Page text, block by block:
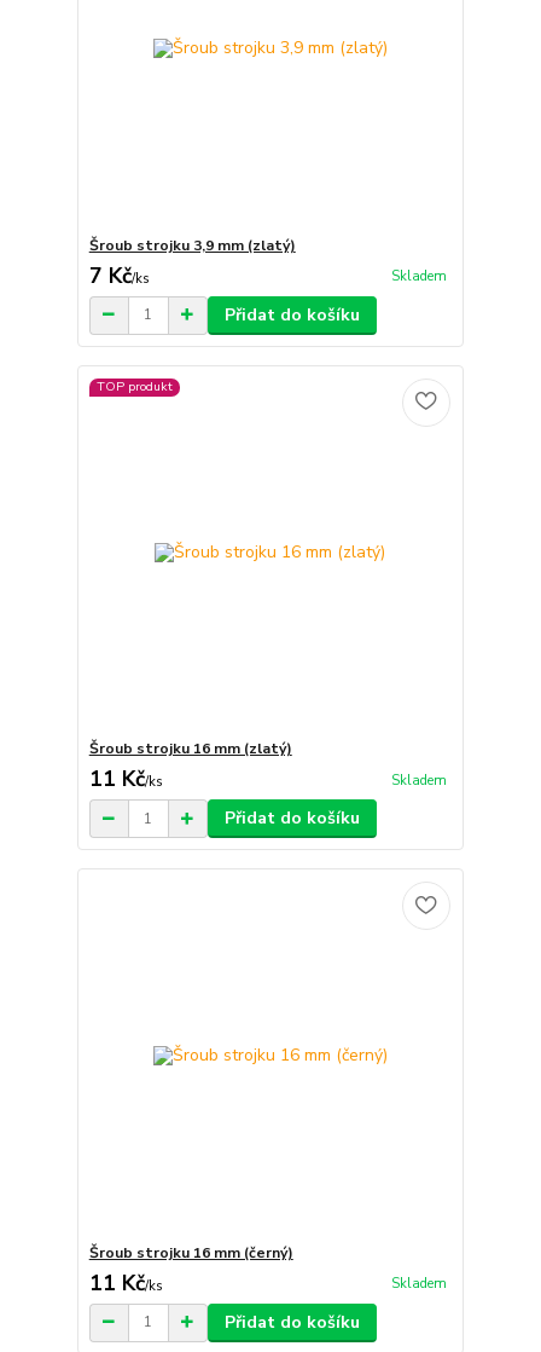
Šroub strojku 3,9 mm (zlatý)
7 Kč/ks Skladem
Přidat do košíku
TOP produkt
Šroub strojku 16 mm (zlatý)
11 Kč/ks Skladem
Přidat do košíku
Šroub strojku 16 mm (černý)
11 Kč/ks Skladem
Přidat do košíku